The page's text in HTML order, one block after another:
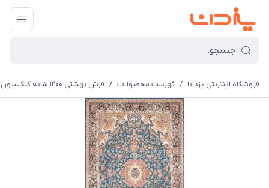
فروشگاه اینترنتی یزدانا / فهرست محصولات / فرش بهشتی 1200 شانه کلکسیون تبریز کد 1082 زمینه آبی